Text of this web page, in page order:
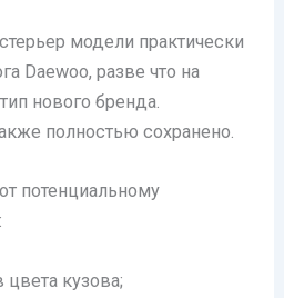
модели практически
Daewoo, разве что на
нового бренда.
полностью сохранено.
потенциальному
цвета кузова;